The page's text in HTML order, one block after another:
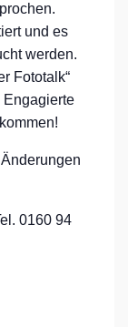
und es
werden.
Fototalk“
Engagierte
0160 94